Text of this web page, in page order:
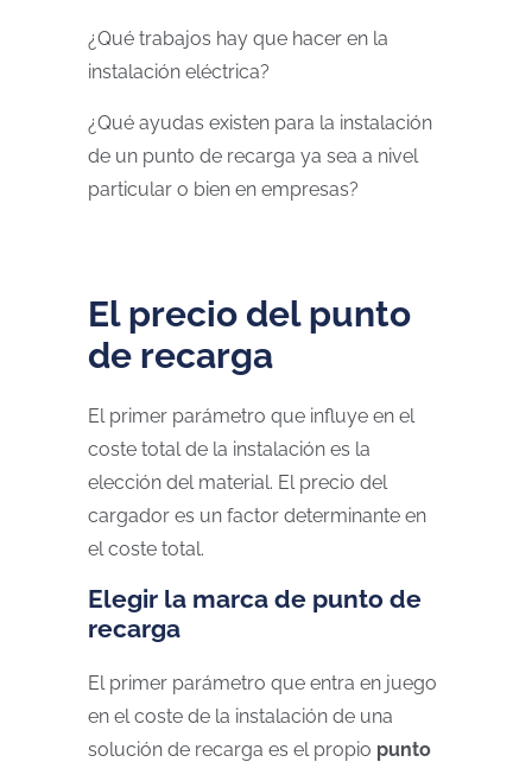
¿Qué trabajos hay que hacer en la
instalación eléctrica?
¿Qué ayudas existen para la instalación
de un punto de recarga ya sea a nivel
particular o bien en empresas?
El precio del punto
de recarga
El primer parámetro que influye en el
coste total de la instalación es la
elección del material. El precio del
cargador es un factor determinante en
el coste total.
Elegir la marca de punto de
recarga
El primer parámetro que entra en juego
en el coste de la instalación de una
solución de recarga es el propio punto